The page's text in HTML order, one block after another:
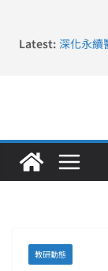
Latest: 深化永
長庚科
仁德醫
長庚科
教研動態